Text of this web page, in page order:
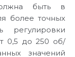
быть в
более точных
регулировки
0,5 до 250 об/
значений